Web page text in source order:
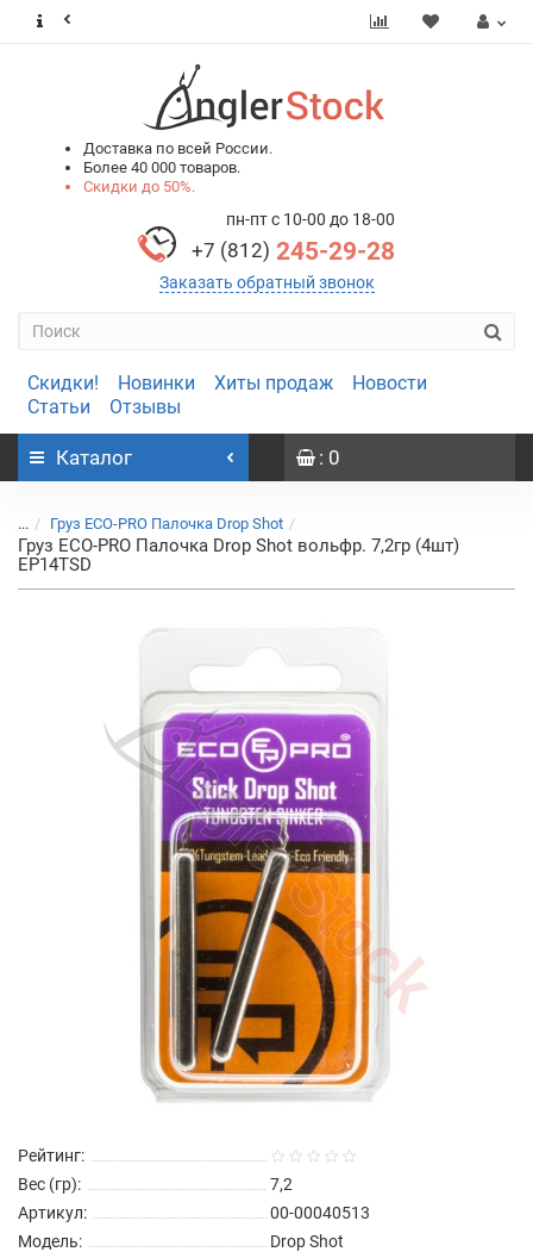
Доставка по всей России.
Более 40 000 товаров.
Скидки до 50%.
пн-пт с 10-00 до 18-00
+7 (812) 245-29-28
Заказать обратный звонок
Скидки! Новинки Хиты продаж
Новости
Статьи
Отзывы
Каталог : 0
... Груз ECO-PRO Палочка Drop Shot
Груз ECO-PRO Палочка Drop Shot вольфр. 7,2гр (4шт)
EP14TSD
Рейтинг:
Вес (гр):
7,2
Артикул:
00-00040513
Модель:
Drop Shot